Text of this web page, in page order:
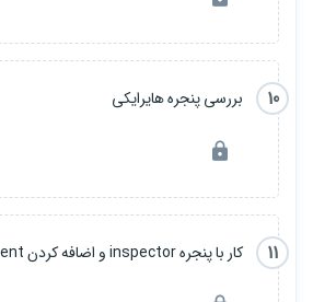
10 بررسی پنجره هایرایکی
11 کار با پنجره inspector و اضافه کردن component